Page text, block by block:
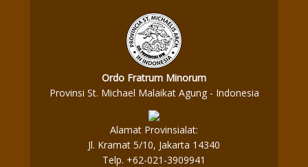
Ordo Fratrum Minorum
Provinsi St. Michael Malaikat Agung - Indonesia
Alamat Provinsialat:
Jl. Kramat 5/10, Jakarta 14340
Telp. +62-021-3909941